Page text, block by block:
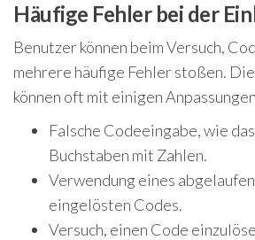
Häufige Fehler bei der
Benutzer können beim Versuch,
mehrere häufige Fehler stoßen.
können oft mit einigen
Falsche Codeeingabe, wie
Buchstaben mit Zahlen.
Verwendung eines
eingelösten Codes.
Versuch, einen Code